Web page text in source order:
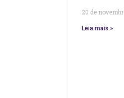
20 de
Leia mais »